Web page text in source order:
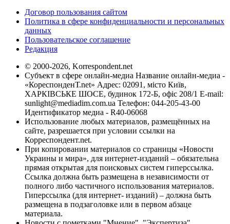
Договор пользования сайтом
Политика в сфере конфиденциальности и персональных
данных
Пользовательское соглашение
Редакция
© 2000-2026, Korrespondent.net
Субъект в сфере онлайн-медиа Название онлайн-медиа -
«КореспонденТ.net» Адрес: 02091, місто Київ,
ХАРКІВСЬКЕ ШОСЕ, будинок 172-Б, офіс 208/1 E-mail:
sunlight@mediadim.com.ua Телефон: 044-205-43-00
Идентификатор медиа - R40-06068
Использование любых материалов, размещённых на
сайте, разрешается при условии ссылки на
Корреспондент.net.
При копировании материалов со страницы «Новости
Украины и мира», для интернет-изданий – обязательна
прямая открытая для поисковых систем гиперссылка.
Ссылка должна быть размещена в независимости от
полного либо частичного использования материалов.
Гиперссылка (для интернет- изданий) – должна быть
размещена в подзаголовке или в первом абзаце
материала.